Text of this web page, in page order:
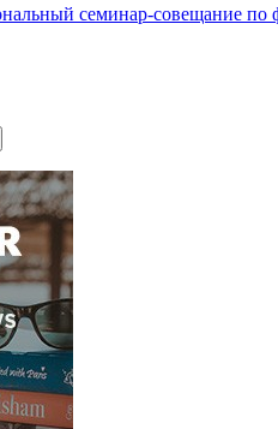
семинар-совещание